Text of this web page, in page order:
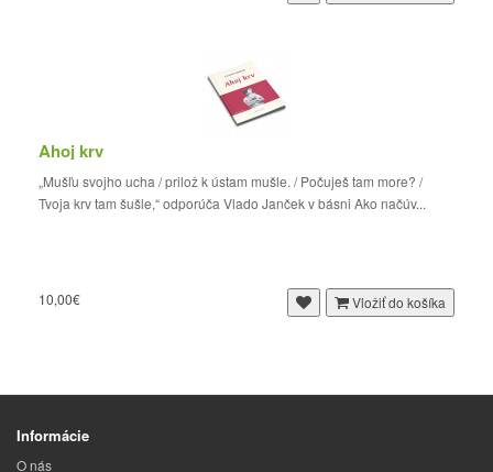
Ahoj krv
„Mušľu svojho ucha / prilož k ústam mušle. / Počuješ tam more? /
Tvoja krv tam šušle,“ odporúča Vlado Janček v básni Ako načúv...
10,00€ Vložiť do košíka
Informácie
O nás